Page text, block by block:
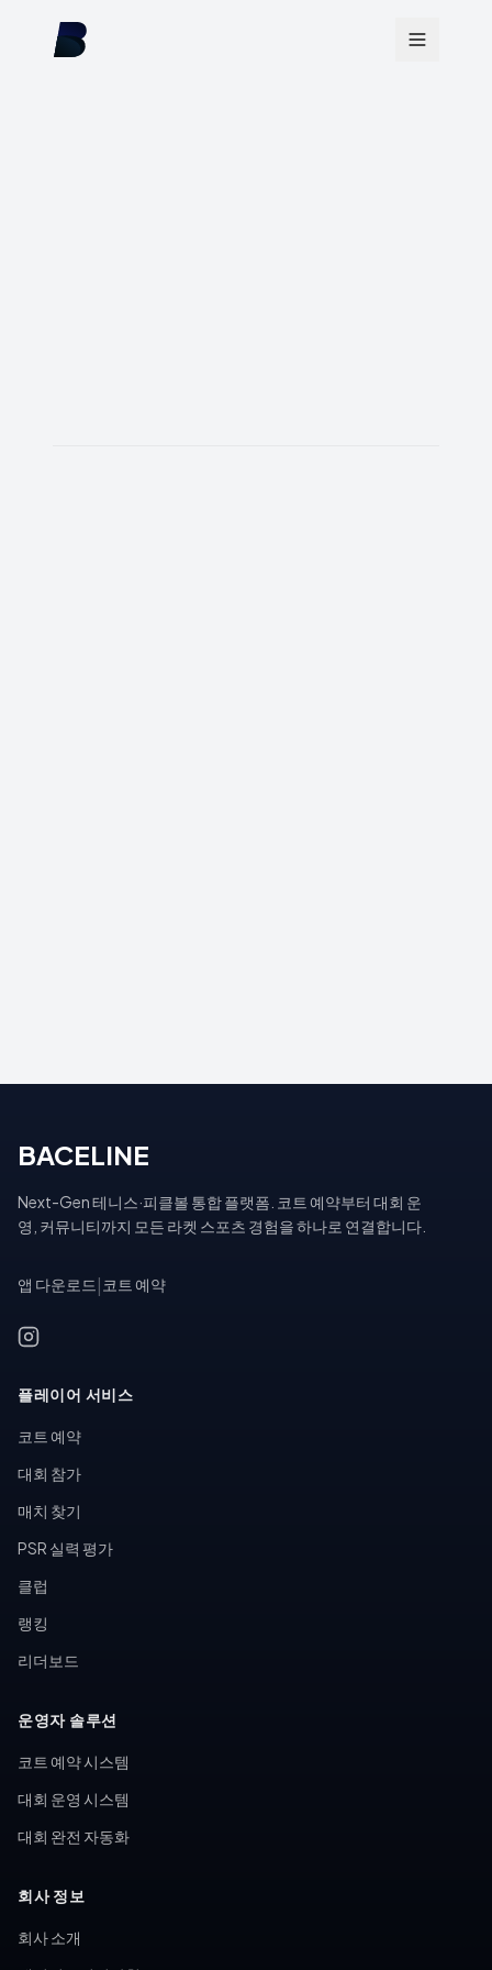
BACELINE
Next-Gen 테니스·피클볼 통합 플랫폼. 코트 예약부터 대회 운
영, 커뮤니티까지 모든 라켓 스포츠 경험을 하나로 연결합니다.
앱 다운로드 코트 예약
플레이어 서비스
코트 예약
대회 참가
매치 찾기
PSR 실력 평가
클럽
랭킹
리더보드
운영자 솔루션
코트 예약 시스템
대회 운영 시스템
대회 완전 자동화
회사 정보
회사 소개